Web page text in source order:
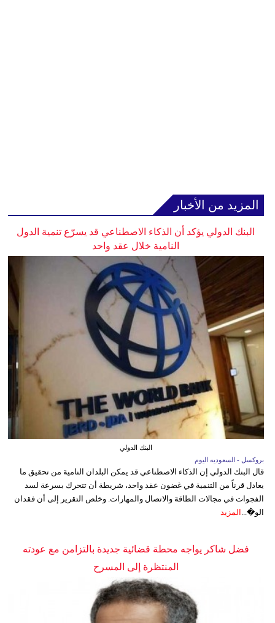
المزيد من الأخبار
البنك الدولي يؤكد أن الذكاء الاصطناعي قد يسرّع تنمية الدول
النامية خلال عقد واحد
البنك الدولي
بروكسل - السعوديه اليوم
قال البنك الدولي إن الذكاء الاصطناعي قد يمكن البلدان النامية من تحقيق ما
يعادل قرناً من التنمية في غضون عقد واحد، شريطة أن تتحرك بسرعة لسد
الفجوات في مجالات الطاقة والاتصال والمهارات. وخلص التقرير إلى أن فقدان
الو�...
المزيد
فضل شاكر يواجه محطة قضائية جديدة بالتزامن مع عودته
المنتظرة إلى المسرح